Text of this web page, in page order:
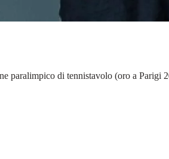
paralimpico di tennistavolo (oro a Parigi